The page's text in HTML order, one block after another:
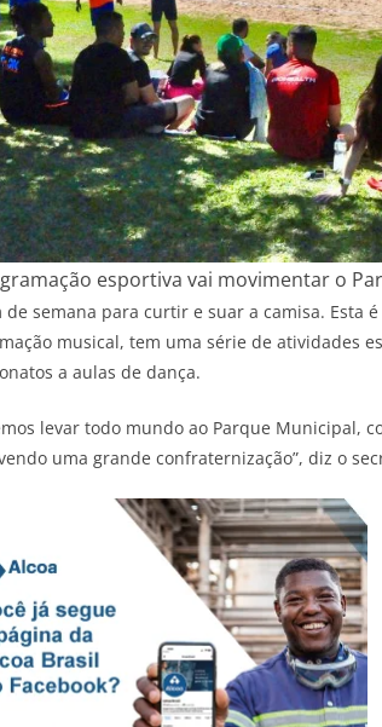
esportiva vai movimentar o
de semana para curtir e suar a camisa. Esta
musical, tem uma série de atividades
a aulas de dança.
levar todo mundo ao Parque Municipal,
uma grande confraternização”, diz o